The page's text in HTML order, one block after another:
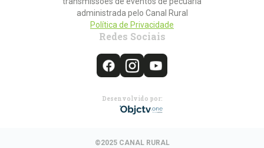
administrada pelo Canal Rural
Política de Privacidade
Redes Sociais
Desenvolvido por:
©2025 CANAL RURAL